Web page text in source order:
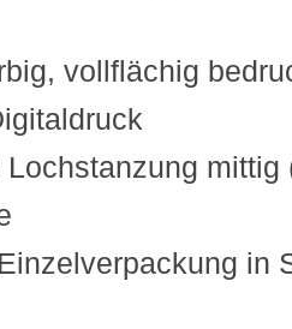
vollflächig
Lochstanzung mittig
Einzelverpackung in